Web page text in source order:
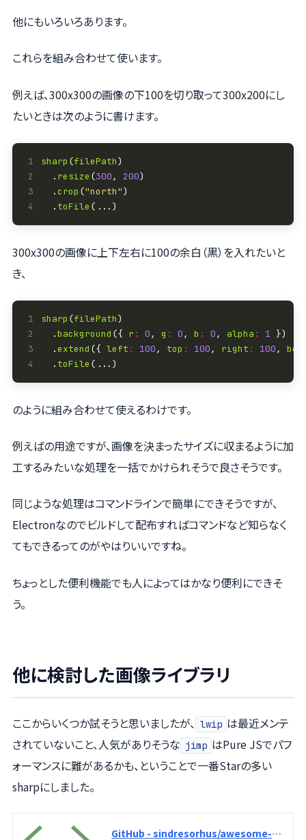
他にもいろいろあります。
これらを組み合わせて使います。
例えば、300x300の画像の下100を切り取って300x200にし
たいときは次のように書けます。
1 sharp (filePath
2
  .
resize (300, 200
3
  .
crop ("north"
4
  .
toFile
300x300の画像に上下左右に100の余白（黒）を入れたいと
き、
1 sharp (filePath
2
  .
background ({ r : 0, g : 0, b : 0, alpha : 1
3
  .
extend ({ left : 100, top : 100, right : 100,
4
  .
toFile
のように組み合わせて使えるわけです。
例えばの用途ですが、画像を決まったサイズに収まるように加
工するみたいな処理を一括でかけられそうで良さそうです。
同じような処理はコマンドラインで簡単にできそうですが、
Electronなのでビルドして配布すればコマンドなど知らなく
てもできるってのがやはりいいですね。
ちょっとした便利機能でも人によってはかなり便利にできそ
う。
他に検討した画像ライブラリ
ここからいくつか試そうと思いましたが、 lwip は最近メンテ
されていないこと、人気がありそうな jimp はPure JSでパフ
ォーマンスに難があるかも、ということで一番Starの多い
sharpにしました。
GitHub - sindresorhus/awesome-nodejs: :zap: Delightful Node.js packages and resources [BECAUSE OF TOO MUCH SPAM AND LOW-QUALITY SUBMISSIONS, SUBMISSIONS ARE PAUSED UNTIL SEPTEMBER]